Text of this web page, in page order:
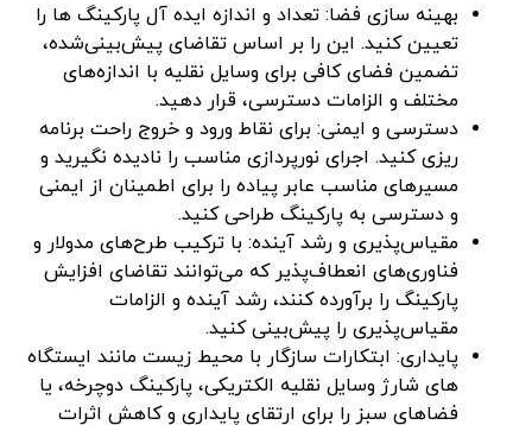
بهینه سازی فضا: تعداد و اندازه ایده آل پارکینگ ها را
تعیین کنید. این را بر اساس تقاضای پیش‌بینی‌شده،
تضمین فضای کافی برای وسایل نقلیه با اندازه‌های
مختلف و الزامات دسترسی، قرار دهید.
دسترسی و ایمنی: برای نقاط ورود و خروج راحت برنامه
ریزی کنید. اجرای نورپردازی مناسب را نادیده نگیرید و
مسیرهای مناسب عابر پیاده را برای اطمینان از ایمنی
و دسترسی به پارکینگ طراحی کنید.
مقیاس‌پذیری و رشد آینده: با ترکیب طرح‌های مدولار و
فناوری‌های انعطاف‌پذیر که می‌توانند تقاضای افزایش
پارکینگ را برآورده کنند، رشد آینده و الزامات
مقیاس‌پذیری را پیش‌بینی کنید.
پایداری: ابتکارات سازگار با محیط زیست مانند ایستگاه
های شارژ وسایل نقلیه الکتریکی، پارکینگ دوچرخه، یا
فضاهای سبز را برای ارتقای پایداری و کاهش اثرات